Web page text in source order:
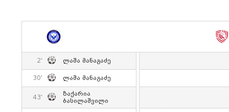
2' Ლაშა Მანაგაძე
30' Ლაშა Მანაგაძე
43'
Ზაქარია
Ბასილაშვილი